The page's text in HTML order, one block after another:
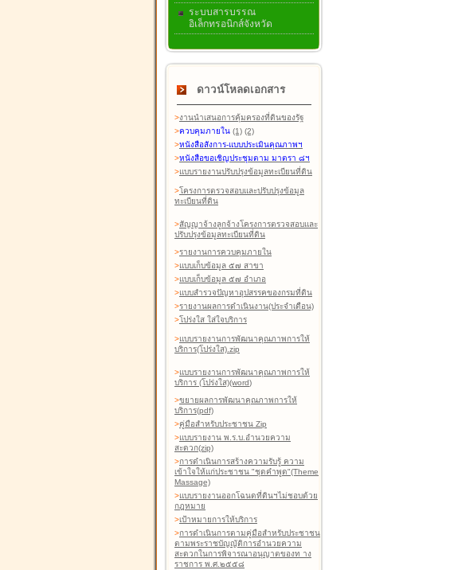
ระบบสารบรรณ
อิเล็กทรอนิกส์จังหวัด
ดาวน์โหลดเอกสาร
>งานนำเสนอการคุ้มครองที่ดินของรัฐ
>ควบคุมภายใน (1) (2)
>หนังสือสังการ-แบบประเมินคุณภาพฯ
>หนังสือขอเชิญประชุมตาม มาตรา ๘ฯ
>แบบรายงานปรับปรุงข้อมูลทะเบียนที่ดิน
>โครงการตรวจสอบและปรับปรุงข้อมูล
ทะเบียนที่ดิน
>สัญญาจ้างลูกจ้างโครงการตรวจสอบและ
ปรับปรุงข้อมูลทะเบียนที่ดิน
>รายงานการควบคุมภายใน
>แบบเก็บข้อมูล ๕๗ สาขา
>แบบเก็บข้อมูล ๕๗ อำเภอ
>แบบสำรวจปัญหาอุปสรรคของกรมที่ดิน
>รายงานผลการดำเนินงาน(ประจำเดือน)
>โปร่งใส ใส่ใจบริการ
>แบบรายงานการพัฒนาคุณภาพการให้
บริการ(โปร่งใส).zip
>แบบรายงานการพัฒนาคุณภาพการให้
บริการ (โปร่งใส)(word)
>ขยายผลการพัฒนาคุณภาพการให้
บริการ(pdf)
>คู่มือสำหรับประชาชน Zip
>แบบรายงาน พ.ร.บ.อำนวยความ
สะดวก(zip)
>การดำเนินการสร้างความรับรู้ ความ
เข้าใจให้แก่ประชาชน "ชุดคำพูด"(Theme
Massage)
>แบบรายงานออกโฉนดที่ดินฯไม่ชอบด้วย
กฎหมาย
>เป้าหมายการให้บริการ
>การดำเนินการตามคู่มือสำหรับประชาชน
ตามพระราชบัญญัติการอำนวยความ
สะดวกในการพิจารณาอนุญาตของท าง
ราชการ พ.ศ.๒๕๕๘